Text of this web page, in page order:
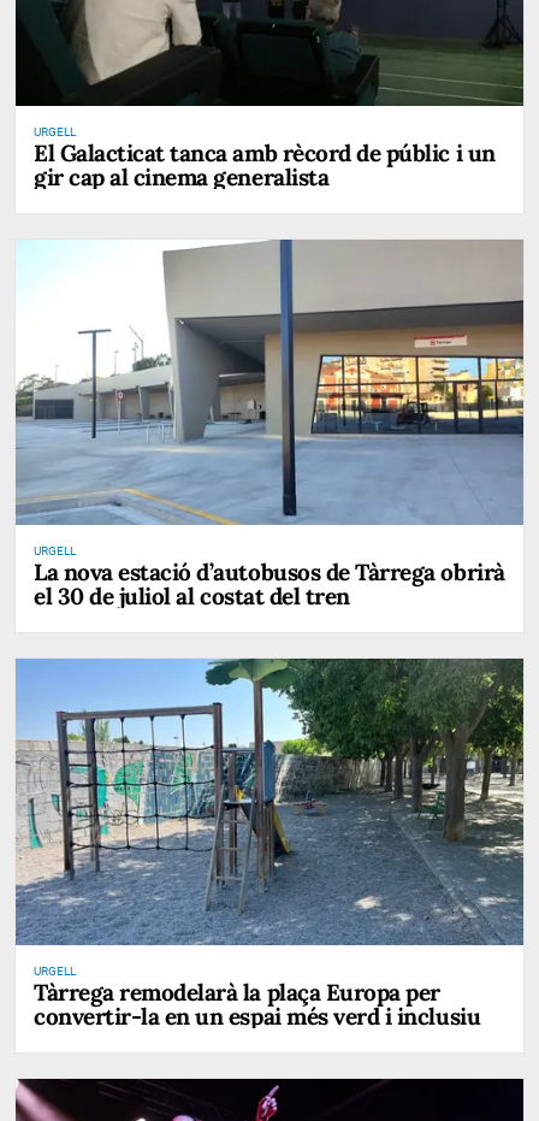
URGELL
El Galacticat tanca amb rècord de públic i un
gir cap al cinema generalista
URGELL
La nova estació d’autobusos de Tàrrega obrirà
el 30 de juliol al costat del tren
URGELL
Tàrrega remodelarà la plaça Europa per
convertir-la en un espai més verd i inclusiu